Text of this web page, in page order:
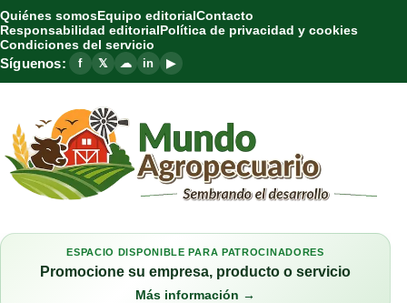
Quiénes somosEquipo editorialContacto
Responsabilidad editorialPolítica de privacidad y cookies
Condiciones del servicio
Síguenos: f 𝕏 ☁ in ▶
ESPACIO DISPONIBLE PARA PATROCINADORES
Promocione su empresa, producto o servicio
Más información →